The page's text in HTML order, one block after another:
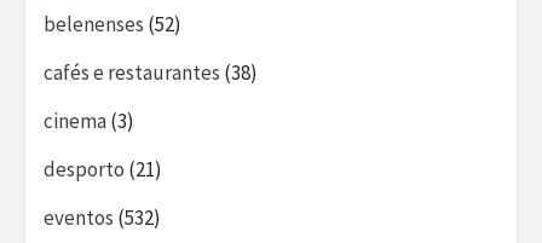
belenenses (52)
cafés e restaurantes (38)
cinema(3)
desporto (21)
eventos (532)